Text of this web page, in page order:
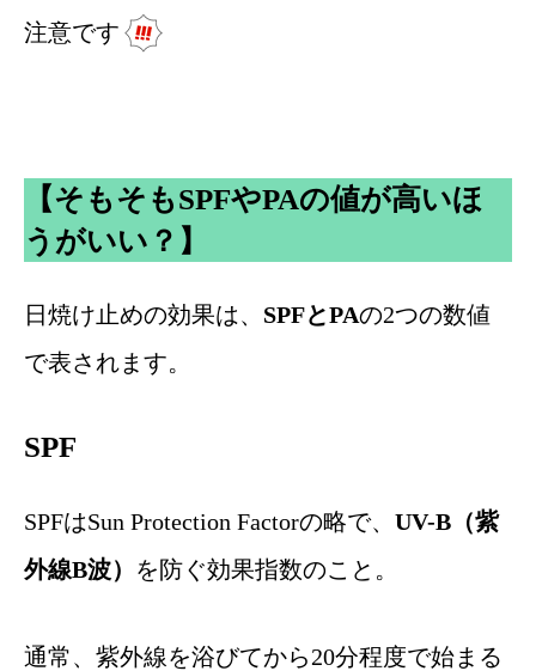
注意です
【そもそもSPFやPAの値が高いほ
うがいい？】
日焼け止めの効果は、 SPFとPAの2つの数値
で表されます。
SPF
SPFはSun Protection Factorの略で、 UV-B（紫
外線B波） を防ぐ効果指数のこと。
通常、紫外線を浴びてから20分程度で始まる